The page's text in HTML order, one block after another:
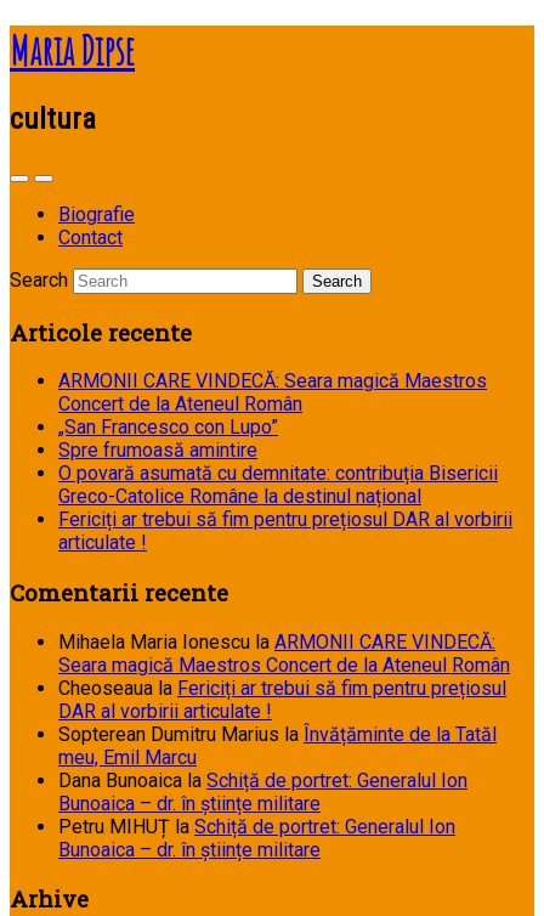
Maria Dipse
cultura
Biografie
Contact
Search
Articole recente
ARMONII CARE VINDECĂ: Seara magică Maestros
Concert de la Ateneul Român
„San Francesco con Lupo”
Spre frumoasă amintire
O povară asumată cu demnitate: contribuția Bisericii
Greco-Catolice Române la destinul național
Fericiți ar trebui să fim pentru prețiosul DAR al vorbirii
articulate !
Comentarii recente
Mihaela Maria Ionescu la ARMONII CARE VINDECĂ:
Seara magică Maestros Concert de la Ateneul Român
Cheoseaua la Fericiți ar trebui să fim pentru prețiosul
DAR al vorbirii articulate !
Sopterean Dumitru Marius la Învățăminte de la Tatăl
meu, Emil Marcu
Dana Bunoaica la Schiță de portret: Generalul Ion
Bunoaica – dr. în științe militare
Petru MIHUȚ la Schiță de portret: Generalul Ion
Bunoaica – dr. în științe militare
Arhive